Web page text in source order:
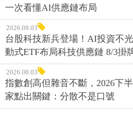
一次看懂AI供應鏈布局
2026.08.03
台股科技新兵登場！AI投資不
動式ETF布局科技供應鏈 8/3掛
2026.08.03
指數創高但雜音不斷，2026下
家點出關鍵：分散不是口號